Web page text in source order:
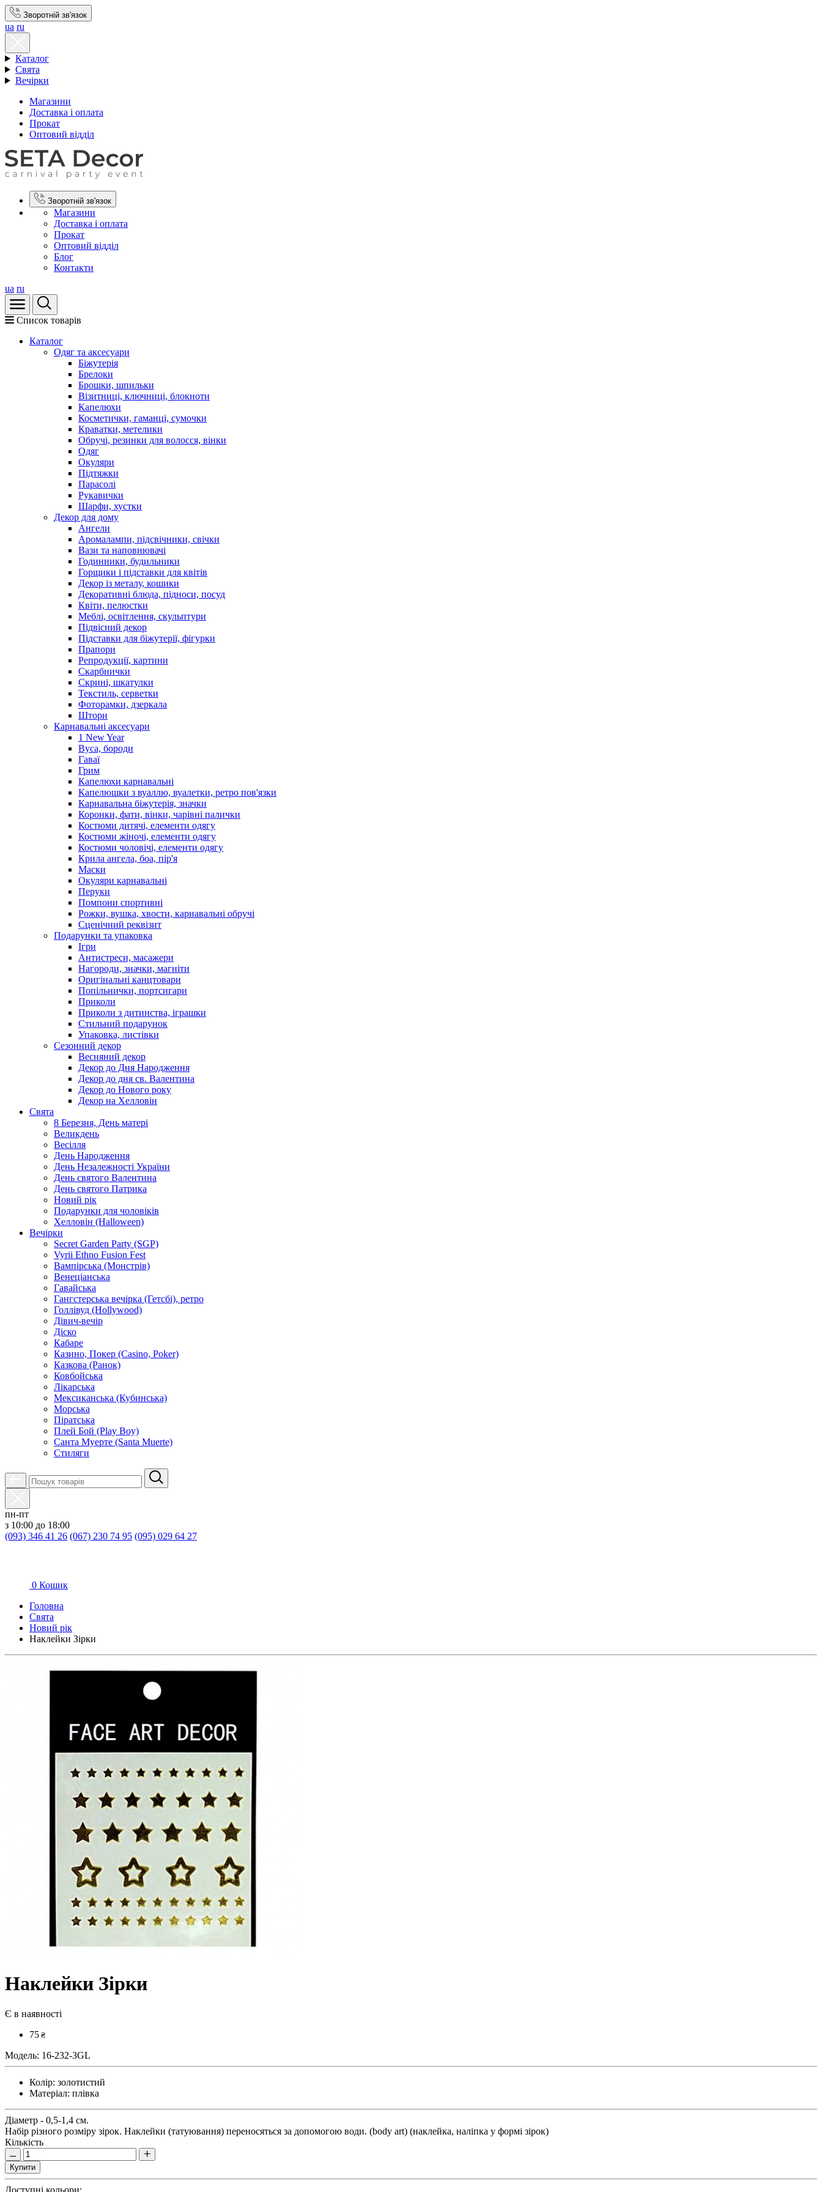
Зворотній зв'язок
ua ru
Каталог
Свята
Вечірки
Магазини
Доставка і оплата
Прокат
Оптовий відділ
Зворотній зв'язок
Магазини
Доставка і оплата
Прокат
Оптовий відділ
Блог
Контакти
ua ru
Список товарів
Каталог
Oдяг та аксесуари
Біжутерія
Брелоки
Брошки, шпильки
Візитниці, ключниці, блокноти
Капелюхи
Косметички, гаманці, сумочки
Краватки, метелики
Обручі, резинки для волосся, вінки
Одяг
Окуляри
Підтяжки
Парасолі
Рукавички
Шарфи, хустки
Декор для дому
Ангели
Аромалампи, підсвічники, свічки
Вази та наповнювачі
Годинники, будильники
Горщики і підставки для квітів
Декор із металу, кошики
Декоративні блюда, підноси, посуд
Квіти, пелюстки
Меблі, освітлення, скульптури
Підвісний декор
Підставки для біжутерії, фігурки
Прапори
Репродукції, картини
Скарбнички
Скрині, шкатулки
Текстиль, серветки
Фоторамки, дзеркала
Штори
Карнавальні аксесуари
1 New Year
Вуса, бороди
Гаваї
Грим
Капелюхи карнавальні
Капелюшки з вуаллю, вуалетки, ретро пов'язки
Карнавальна біжутерія, значки
Коронки, фати, вінки, чарівні палички
Костюми дитячі, елементи одягу
Костюми жіночі, елементи одягу
Костюми чоловічі, елементи одягу
Крила ангела, боа, пір'я
Маски
Окуляри карнавальні
Перуки
Помпони спортивні
Рожки, вушка, хвости, карнавальні обручі
Сценічний реквізит
Подарунки та упаковка
Ігри
Антистреси, масажери
Нагороди, значки, магніти
Оригінальні канцтовари
Попільнички, портсигари
Приколи
Приколи з дитинства, іграшки
Стильний подарунок
Упаковка, листівки
Сезонний декор
Весняний декор
Декор до Дня Народження
Декор до дня св. Валентина
Декор до Нового року
Декор на Хелловін
Свята
8 Березня, День матері
Великдень
Весілля
День Народження
День Незалежності України
День святого Валентина
День святого Патрика
Новий рік
Подарунки для чоловіків
Хелловін (Halloween)
Вечірки
Secret Garden Party (SGP)
Vyrii Ethno Fusion Fest
Вампірська (Монстрів)
Венеціанська
Гавайська
Гангстерська вечірка (Гетсбі), ретро
Голлівуд (Hollywood)
Дівич-вечір
Діско
Кабаре
Казино, Покер (Casino, Poker)
Казкова (Ранок)
Ковбойська
Лікарська
Мексиканська (Кубинська)
Морська
Піратська
Плей Бой (Play Boy)
Санта Муерте (Santa Muerte)
Стиляги
пн-пт
з 10:00 до 18:00
(093) 346 41 26 (067) 230 74 95 (095) 029 64 27
0 Кошик
Головна
Свята
Новий рік
Наклейки Зірки
Наклейки Зірки
Є в наявності
75 ₴
Модель: 16-232-3GL
Колір: золотистий
Матеріал: плівка
Діаметр - 0,5-1,4 см.
Набір різного розміру зірок. Наклейки (татуювання) переносяться за допомогою води. (body art) (наклейка, наліпка у формі зірок)
Кількість
Купити
Доступні кольори: